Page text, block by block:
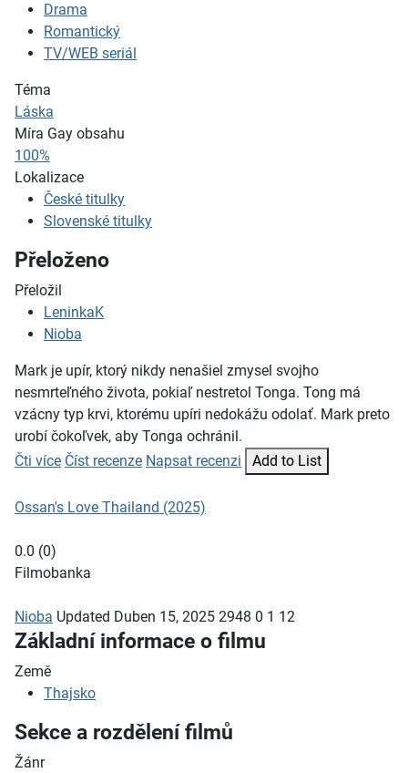
Drama
Romantický
TV/WEB seriál
Téma
Láska
Míra Gay obsahu
100%
Lokalizace
České titulky
Slovenské titulky
Přeloženo
Přeložil
LeninkaK
Nioba
Mark je upír, ktorý nikdy nenašiel zmysel svojho
nesmrteľného života, pokiaľ nestretol Tonga. Tong má
vzácny typ krvi, ktorému upíri nedokážu odolať. Mark preto
urobí čokoľvek, aby Tonga ochránil.
Čti více Číst recenze Napsat recenzi Add to List
Ossan's Love Thailand (2025)
0.0 (0)
Filmobanka
Nioba Updated Duben 15, 2025 2948 0 1 12
Základní informace o filmu
Země
Thajsko
Sekce a rozdělení filmů
Žánr